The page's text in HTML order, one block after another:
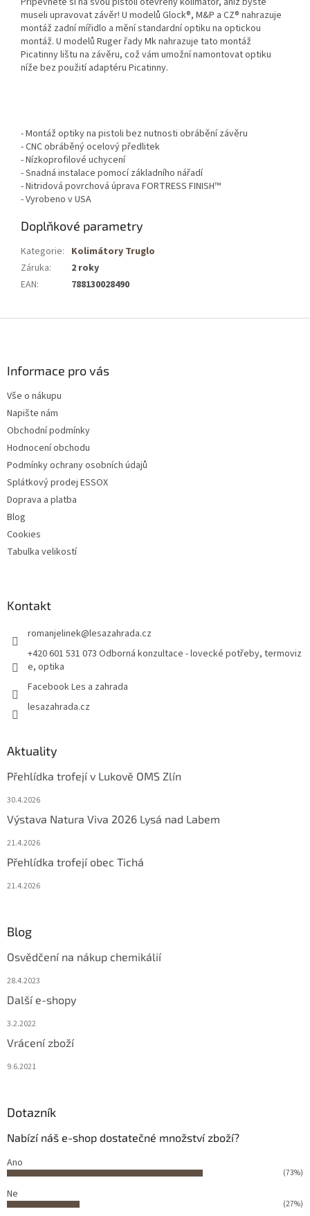
museli upravovat závěr! U modelů Glock®, M&P a CZ® nahrazuje
montáž zadní mířidlo a mění standardní optiku na optickou
montáž. U modelů Ruger řady Mk nahrazuje tato montáž
Picatinny lištu na závěru, což vám umožní namontovat optiku
níže bez použití adaptéru Picatinny.
- Montáž optiky na pistoli bez nutnosti obrábění závěru
- CNC obráběný ocelový předlitek
- Nízkoprofilové uchycení
- Snadná instalace pomocí základního nářadí
- Nitridová povrchová úprava FORTRESS FINISH™
- Vyrobeno v USA
Doplňkové parametry
Kategorie: Kolimátory Truglo
Záruka:
2 roky
EAN: 788130028490
Informace pro vás
Vše o nákupu
Napište nám
Obchodní podmínky
Hodnocení obchodu
Podmínky ochrany osobních údajů
Splátkový prodej ESSOX
Doprava a platba
Blog
Cookies
Tabulka velikostí
Kontakt
romanjelinek@lesazahrada.cz
+420 601 531 073 Odborná konzultace - lovecké potřeby, termoviz
e, optika
Facebook Les a zahrada
lesazahrada.cz
Aktuality
Přehlídka trofejí v Lukově OMS Zlín
30.4.2026
Výstava Natura Viva 2026 Lysá nad Labem
21.4.2026
Přehlídka trofejí obec Tichá
21.4.2026
Blog
Osvědčení na nákup chemikálií
28.4.2023
Další e-shopy
3.2.2022
Vrácení zboží
9.6.2021
Dotazník
Nabízí náš e-shop dostatečné množství zboží?
Ano
(73%)
Ne
(27%)